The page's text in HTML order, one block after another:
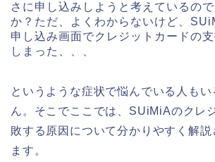
さに申し込みしようと考えているの
か？ただ、よくわからないけど、
申し込み画面でクレジットカードの
しまった、、、
というような症状で悩んでいる人も
ん。そこでここでは、SUiMiAのクレ
敗する原因について分かりやすく解説
ます。